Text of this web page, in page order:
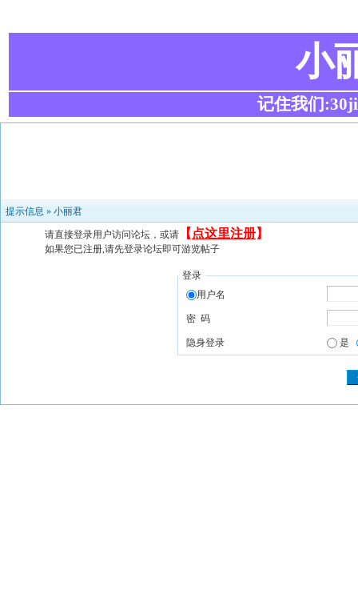
小
记住我们
提示信息 » 小丽君
请直接登录用户访问论坛，或请 【 点这里注册】
如果您已注册,请先登录论坛即可游览帖子
登录
用户名
密 码
隐身登录 是